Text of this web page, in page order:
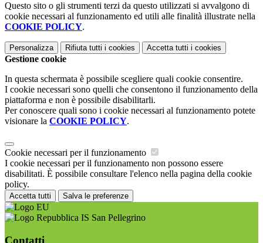
Questo sito o gli strumenti terzi da questo utilizzati si avvalgono di
cookie necessari al funzionamento ed utili alle finalità illustrate nella
COOKIE POLICY.
Personalizza Rifiuta tutti i cookies Accetta tutti i cookies
Gestione cookie
In questa schermata è possibile scegliere quali cookie consentire.
I cookie necessari sono quelli che consentono il funzionamento della
piattaforma e non è possibile disabilitarli.
Per conoscere quali sono i cookie necessari al funzionamento potete
visionare la COOKIE POLICY.
Cookie necessari per il funzionamento
I cookie necessari per il funzionamento non possono essere
disabilitati. È possibile consultare l'elenco nella pagina della cookie
policy.
Accetta tutti Salva le preferenze
IS San Pellegrino
Contatti